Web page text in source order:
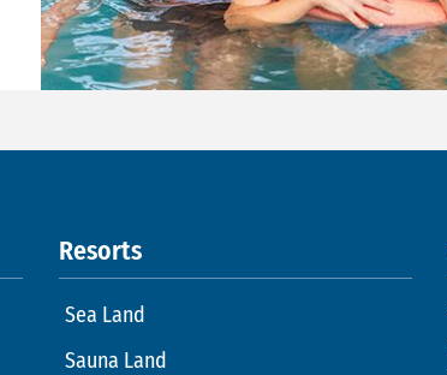
Resorts
Sea Land
Sauna Land